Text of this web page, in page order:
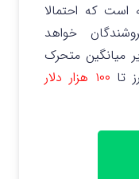
بازگشته است که احتمالا
خواهد
میانگین متحرک
۱۰۰ هزار دلار